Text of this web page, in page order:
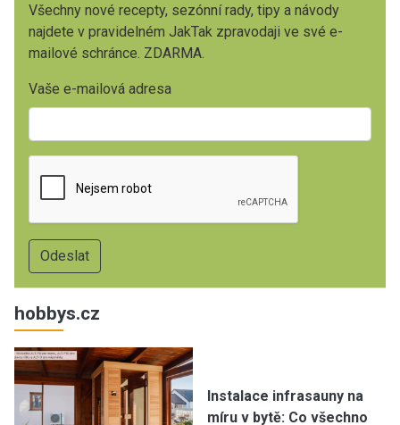
Všechny nové recepty, sezónní rady, tipy a návody
najdete v pravidelném JakTak zpravodaji ve své e-
mailové schránce. ZDARMA.
Vaše e-mailová adresa
hobbys.cz
Instalace infrasauny na
míru v bytě: Co všechno